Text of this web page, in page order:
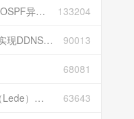
133204
RouterOS基于GRE Tunnel实现OSPF异地组网
90013
RouterOS利用aliyun的API接口实现DDNS动态解析
68081
63643
爱快iKuai虚拟机安装OpenWrt（Lede）并配置